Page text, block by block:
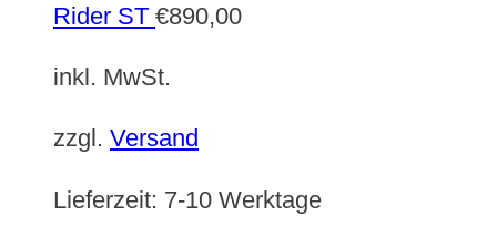
Rider ST €890,00
inkl. MwSt.
zzgl. Versand
Lieferzeit: 7-10 Werktage